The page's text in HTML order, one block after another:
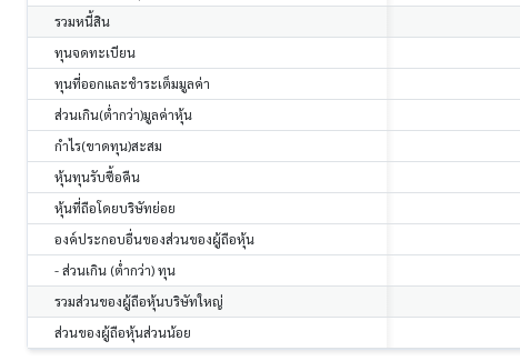
รวมหนี้สิน
ทุนจดทะเบียน
ทุนที่ออกและชำระเต็มมูลค่า
ส่วนเกิน(ต่ำกว่า)มูลค่าหุ้น
กำไร(ขาดทุน)สะสม
หุ้นทุนรับซื้อคืน
หุ้นที่ถือโดยบริษัทย่อย
องค์ประกอบอื่นของส่วนของผู้ถือหุ้น
- ส่วนเกิน (ต่ำกว่า) ทุน
รวมส่วนของผู้ถือหุ้นบริษัทใหญ่
ส่วนของผู้ถือหุ้นส่วนน้อย